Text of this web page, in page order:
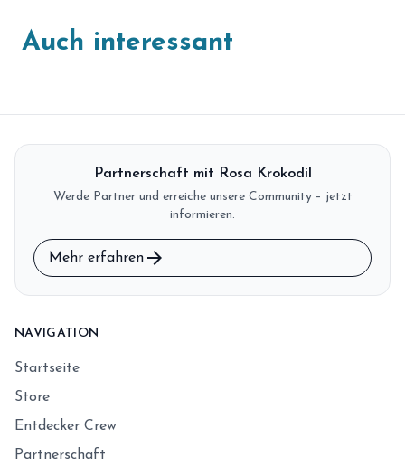
Auch interessant
Partnerschaft mit Rosa Krokodil
Werde Partner und erreiche unsere Community – jetzt
informieren.
Mehr erfahren arrow_forward
NAVIGATION
Startseite
Store
Entdecker Crew
Partnerschaft